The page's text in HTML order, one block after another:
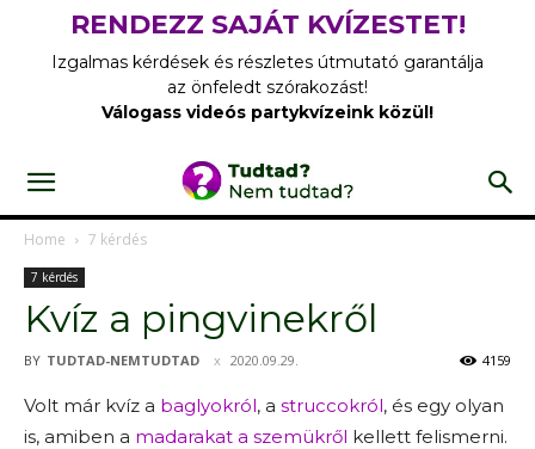
RENDEZZ SAJÁT KVÍZESTET!
Izgalmas kérdések és részletes útmutató garantálja
az önfeledt szórakozást!
Válogass videós partykvízeink közül!
Home 7 kérdés
7 kérdés
Kvíz a pingvinekről
BY TUDTAD-NEMTUDTAD 2020.09.29. 4159
Volt már kvíz a baglyokról, a struccokról, és egy olyan
is, amiben a madarakat a szemükről kellett felismerni.